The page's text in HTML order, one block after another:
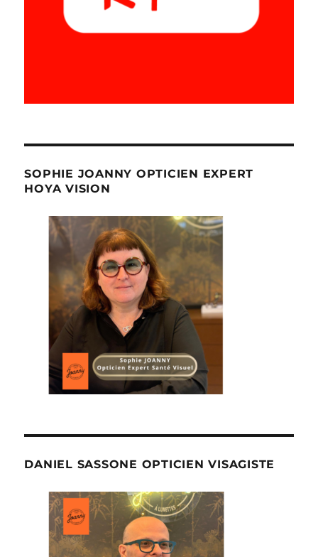
SOPHIE JOANNY OPTICIEN EXPERT
HOYA VISION
DANIEL SASSONE OPTICIEN VISAGISTE